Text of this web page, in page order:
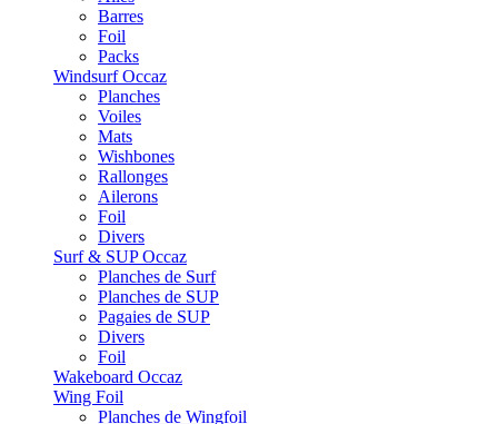
Barres
Foil
Packs
Windsurf Occaz
Planches
Voiles
Mats
Wishbones
Rallonges
Ailerons
Foil
Divers
Surf & SUP Occaz
Planches de Surf
Planches de SUP
Pagaies de SUP
Divers
Foil
Wakeboard Occaz
Wing Foil
Planches de Wingfoil